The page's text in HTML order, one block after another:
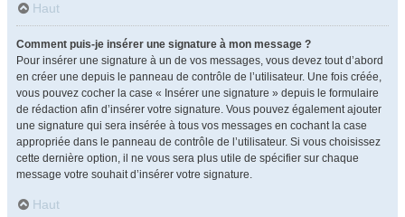
Haut
Comment puis-je insérer une signature à mon message ?
Pour insérer une signature à un de vos messages, vous devez tout d’abord
en créer une depuis le panneau de contrôle de l’utilisateur. Une fois créée,
vous pouvez cocher la case « Insérer une signature » depuis le formulaire
de rédaction afin d’insérer votre signature. Vous pouvez également ajouter
une signature qui sera insérée à tous vos messages en cochant la case
appropriée dans le panneau de contrôle de l’utilisateur. Si vous choisissez
cette dernière option, il ne vous sera plus utile de spécifier sur chaque
message votre souhait d’insérer votre signature.
Haut